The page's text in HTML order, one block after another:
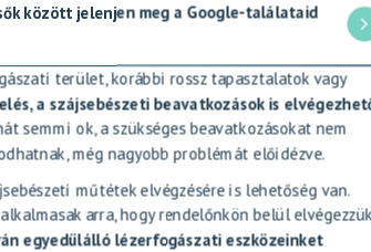
között jelenjen meg a Google-találataid
terület, korábbi rossz tapasztalatok vagy
a szájsebészeti beavatkozások is
semmi ok, a szükséges beavatkozásokat nem
még nagyobb problémát előidézve.
műtétek elvégzésére is lehetőség van.
arra, hogy rendelőnkön belül
egyedülálló lézerfogászati eszközeinket